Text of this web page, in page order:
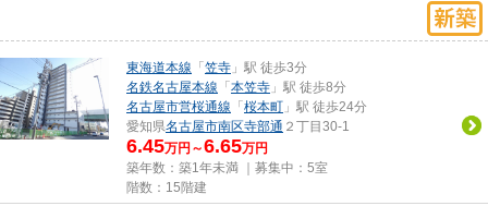
東海道本線 「 笠寺 」駅 徒歩3分
名鉄名古屋本線 「 本笠寺 」駅 徒歩8分
名古屋市営桜通線 「 桜本町 」駅 徒歩24分
愛知県名古屋市南区寺部通 ２丁目30-1
6.45万円～6.65万円
築年数：築1年未満 ｜募集中： 5室
階数：15階建